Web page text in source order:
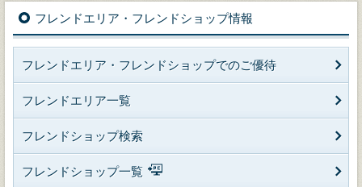
フレンドエリア・フレンドショップ情報
フレンドエリア・フレンドショップでのご優待
フレンドエリア一覧
フレンドショップ検索
フレンドショップ一覧